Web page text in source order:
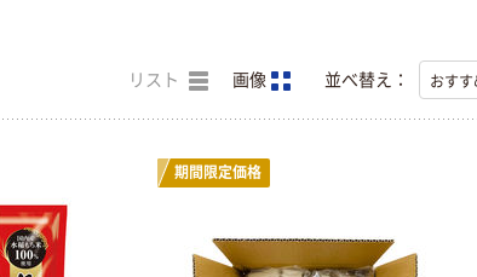
リスト 画像 並べ替え：
期間限定価格